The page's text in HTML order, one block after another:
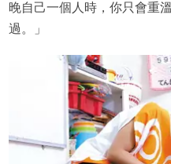
晚自己一個人時，你只會重
過。」